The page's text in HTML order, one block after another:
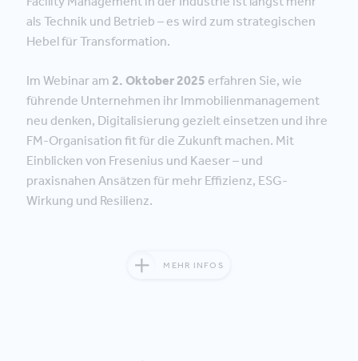
als Technik und Betrieb – es wird zum strategischen
Hebel für Transformation.
Im Webinar am 2. Oktober 2025 erfahren Sie, wie
führende Unternehmen ihr Immobilienmanagement
neu denken, Digitalisierung gezielt einsetzen und ihre
FM-Organisation fit für die Zukunft machen. Mit
Einblicken von Fresenius und Kaeser – und
praxisnahen Ansätzen für mehr Effizienz, ESG-
Wirkung und Resilienz.
MEHR INFOS